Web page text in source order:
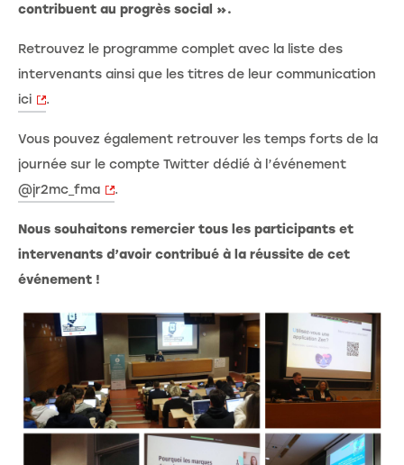
contribuent au progrès social ».
Retrouvez le programme complet avec la liste des
intervenants ainsi que les titres de leur communication
ici
.
Vous pouvez également retrouver les temps forts de la
journée sur le compte Twitter dédié à l’événement
@jr2mc_fma
.
Nous souhaitons remercier tous les participants et
intervenants d’avoir contribué à la réussite de cet
événement !